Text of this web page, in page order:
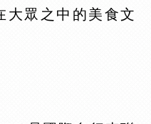
大眾之中的美食文